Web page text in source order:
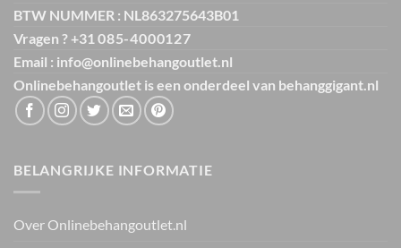
BTW NUMMER : NL863275643B01
Vragen ? +31 085-4000127
Email : info@onlinebehangoutlet.nl
Onlinebehangoutlet is een onderdeel van behanggigant.nl
BELANGRIJKE INFORMATIE
Over Onlinebehangoutlet.nl